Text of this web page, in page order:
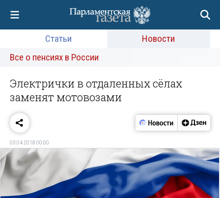
Статьи
Новости
Все о пенсиях в России
Электрички в отдаленных сёлах
заменят мотовозами
03.04.2018 00:00